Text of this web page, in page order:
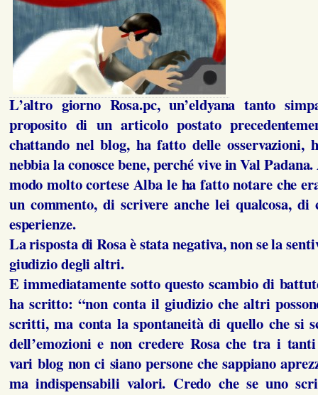
L’altro giorno Rosa.pc, un’eldyana tanto
proposito di un articolo postato
chattando nel blog, ha fatto delle osservazioni,
nebbia la conosce bene, perché vive in Val
modo molto cortese Alba le ha fatto notare che
un commento, di scrivere anche lei qualcosa, di
esperienze.
La risposta di Rosa è stata negativa, non se la
giudizio degli altri.
E immediatamente sotto questo scambio di
ha scritto: “non conta il giudizio che altri
scritti, ma conta la spontaneità di quello che si
dell’emozioni e non credere Rosa che tra i
vari blog non ci siano persone che sappiano
ma indispensabili valori. Credo che se uno